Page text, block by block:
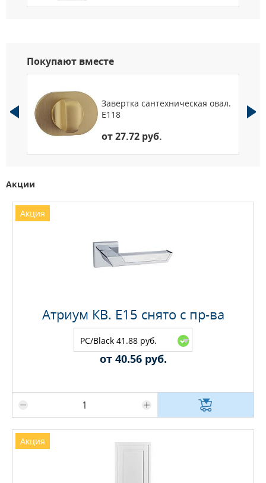
Покупают вместе
Завертка сантехническая овал.
E118
от 27.72 руб.
Акции
Акция
Атриум КВ. E15 снято с пр-ва
PC/Black 41.88 руб.
от 40.56 руб.
Акция